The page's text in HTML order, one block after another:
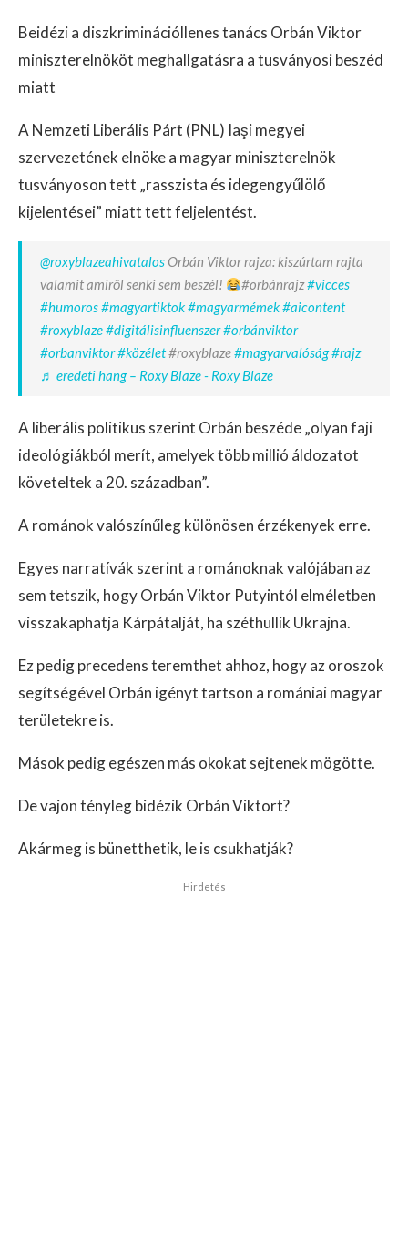
Beidézi a diszkriminációllenes tanács Orbán Viktor
miniszterelnököt meghallgatásra a tusványosi beszéd
miatt
A Nemzeti Liberális Párt (PNL) Iaşi megyei
szervezetének elnöke a magyar miniszterelnök
tusványoson tett „rasszista és idegengyűlölő
kijelentései” miatt tett feljelentést.
@roxyblazeahivatalosOrbán Viktor rajza: kiszúrtam rajta
valamit amiről senki sem beszél!
#orbánrajz#vicces
#humoros#magyartiktok#magyarmémek#aicontent
#roxyblaze#digitálisinfluenszer#orbánviktor
#orbanviktor#közélet#roxyblaze#magyarvalóság#rajz
♬ eredeti hang – Roxy Blaze - Roxy Blaze
A liberális politikus szerint Orbán beszéde „olyan faji
ideológiákból merít, amelyek több millió áldozatot
követeltek a 20. században”.
A románok valószínűleg különösen érzékenyek erre.
Egyes narratívák szerint a románoknak valójában az
sem tetszik, hogy Orbán Viktor Putyintól elméletben
visszakaphatja Kárpátalját, ha széthullik Ukrajna.
Ez pedig precedens teremthet ahhoz, hogy az oroszok
segítségével Orbán igényt tartson a romániai magyar
területekre is.
Mások pedig egészen más okokat sejtenek mögötte.
De vajon tényleg bidézik Orbán Viktort?
Akármeg is bünetthetik, le is csukhatják?
Hirdetés